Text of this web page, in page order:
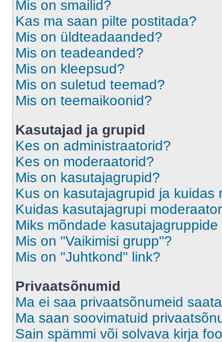
Mis on smailid?
Kas ma saan pilte postitada?
Mis on üldteadaanded?
Mis on teadeanded?
Mis on kleepsud?
Mis on suletud teemad?
Mis on teemaikoonid?
Kasutajad ja grupid
Kes on administraatorid?
Kes on moderaatorid?
Mis on kasutajagrupid?
Kus on kasutajagrupid ja kuidas
Kuidas kasutajagrupi
Miks mõndade
Mis on "Vaikimisi grupp"?
Mis on "Juhtkond" link?
Privaatsõnumid
Ma ei saa privaatsõnumeid
Ma saan soovimatuid
Sain spämmi või solvava kirja